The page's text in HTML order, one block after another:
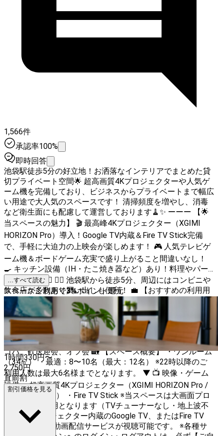
1,566件
承認率100%
即時回答
池袋駅徒歩5分の好立地！お洒落なインテリアでまとめた貸
切プライベート空間🌟 超高画質4Kプロジェクターや人気ゲ
ーム機を完備しており、ビジネスからプライベートまで幅広
い用途で大人気のスペースです！ 清掃頻度を増やし、消毒
など衛生面にも配慮して運営しております🧹✨ ーーー 【🌟
当スペースの魅力】 🎬 最高峰4Kプロジェクター（XGIMI
HORIZON Pro）導入！Google TV内蔵＆Fire TV Stick完備
で、手軽に大迫力の上映会が楽しめます！ 🎮 人気テレビゲ
ーム機＆ボードゲーム充実で盛り上がること間違いなし！
🍳 キッチン設備（IH・たこ焼き器など）あり！料理やパー
ティーにも🙆‍♀️ 🚶‍♂️ 池袋駅から徒歩5分、周辺にはコンビニや
飲食店が多数あり買い出しも便利！ 💼 【おすすめの利用用
途】 ［ビジネス・作業］ ・会議、打ち合わせ、テレワー
ク、オフサイトミーティング ・動画撮影、SNS用撮影、
YouTube収録、商品撮影（物撮り）、ポートレート ［プラ
イベート・パーティー］ ・映画鑑賞会、推し会、女子会、
誕生日会 ・ボードゲーム会、テレビゲーム大会 ・鍋パ、タ
コパ、歓送迎会、オフ会 🏡 【スペース概要】 ・ワンルーム
（34㎡） ・最適：8〜10名（最大：12名） ※22時以降のご
利用人数は最大6名様までとなります。 ▼ 📺 映像・ゲーム
設備 ・超高画質4Kプロジェクター（XGIMI HORIZON Pro /
Google TV搭載） ・Fire TV Stick ※当スペースは大画面プロ
ジェクター専用となります（TVチューナーなし・地上波不
可）。 ※プロジェクター内蔵のGoogle TV、またはFire TV
Stickにて各種動画配信サービスが視聴可能です。 ※各種サ
...すべて読む
スペースご利用で3%ポイント還元
1時間330円〜
2,750円
直前割
割引価格を見る